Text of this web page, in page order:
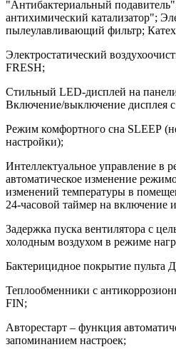
"Антибактериальный
антихимический катализатор";
пылеулавливающий фильтр;
Электростатический
FRESH;
Стильный LED-дисплей на
Включение/выключение дисплея
Режим комфортного сна SLЕЕР
настройки);
Интеллектуальное управление в
автоматическое изменение
изменений температуры в
24-часовой таймер на включение
Задержка пуска вентилятора с
холодным воздухом в режиме
Бактерицидное покрытие пульта
Теплообменники с
FIN;
Авторестарт – функция
запоминанием настроек;